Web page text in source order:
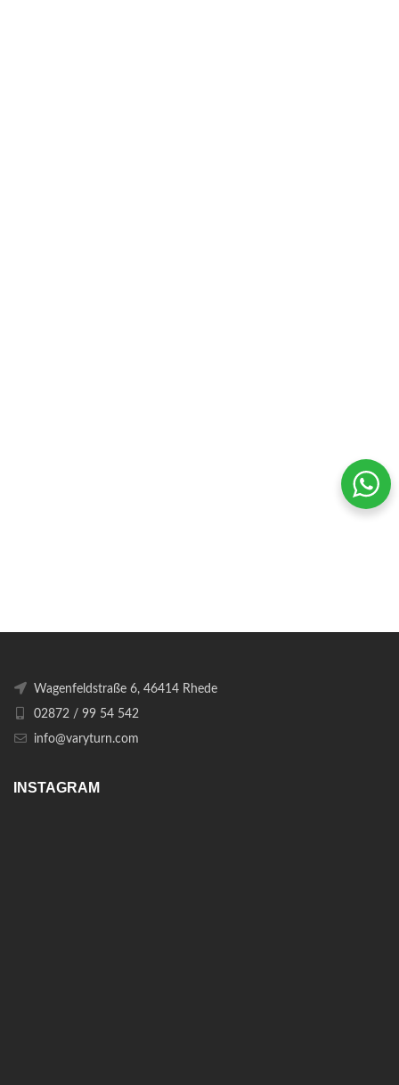
Wagenfeldstraße 6, 46414 Rhede
02872 / 99 54 542
info@varyturn.com
INSTAGRAM